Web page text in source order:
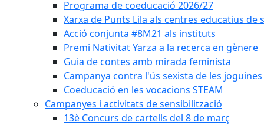
Programa de coeducació 2026/27
Xarxa de Punts Lila als centres educatius de
Acció conjunta #8M21 als instituts
Premi Nativitat Yarza a la recerca en gènere
Guia de contes amb mirada feminista
Campanya contra l'ús sexista de les joguines
Coeducació en les vocacions STEAM
Campanyes i activitats de sensibilització
13è Concurs de cartells del 8 de març